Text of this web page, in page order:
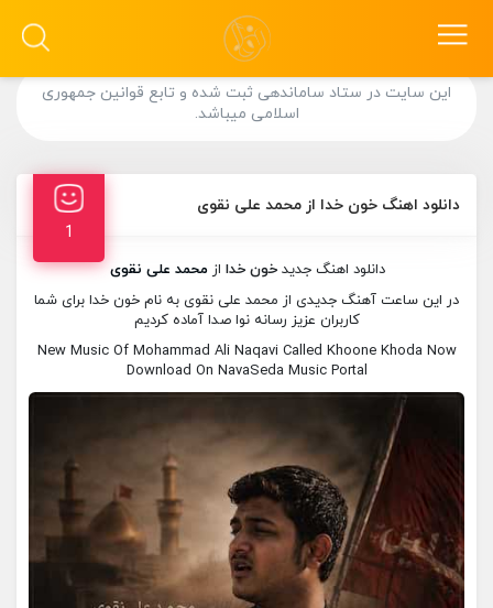
این سایت در ستاد ساماندهی ثبت شده و تابع قوانین جمهوری
اسلامی میباشد.
دانلود اهنگ خون خدا از محمد علی نقوی
1
دانلود اهنگ جدید خون خدا از محمد علی نقوی
در این ساعت آهنگ جدیدی از محمد علی نقوی به نام خون خدا برای شما
کاربران عزیز رسانه نوا صدا آماده کردیم
New Music Of Mohammad Ali Naqavi Called Khoone Khoda Now
Download On NavaSeda Music Portal